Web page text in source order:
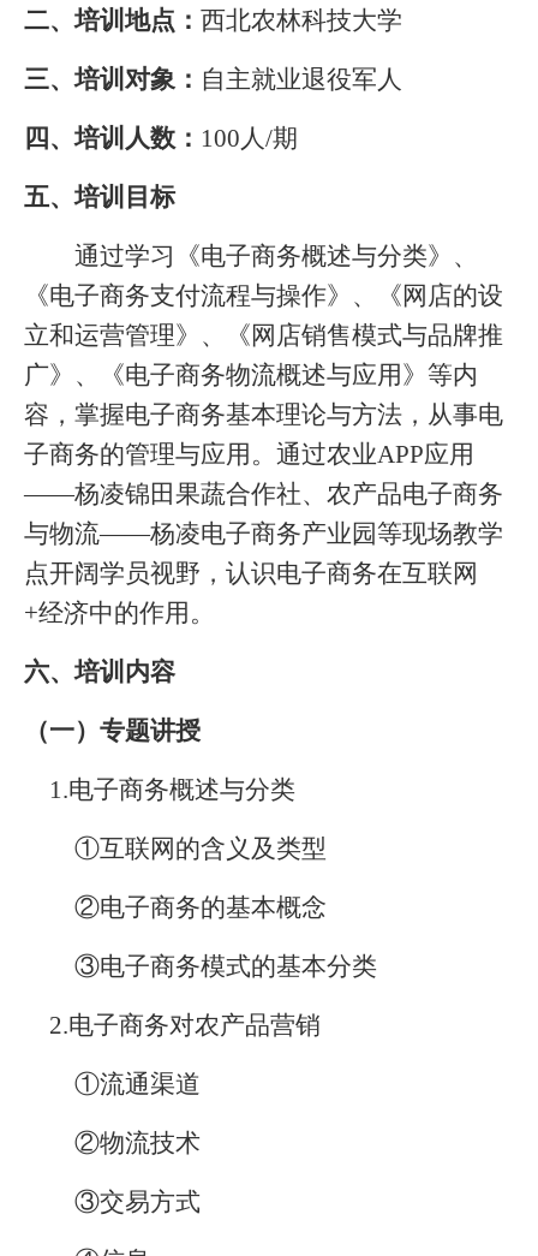
二、培训地点： 西北农林科技大学
三、培训对象： 自主就业退役军人
四、培训人数： 100人/期
五、培训目标
通过学习《电子商务概述与分类》、
《电子商务支付流程与操作》、《网店的设
立和运营管理》、《网店销售模式与品牌推
广》、《电子商务物流概述与应用》等内
容，掌握电子商务基本理论与方法，从事电
子商务的管理与应用。通过农业APP应用
——杨凌锦田果蔬合作社、农产品电子商务
与物流——杨凌电子商务产业园等现场教学
点开阔学员视野，认识电子商务在互联网
+经济中的作用。
六、培训内容
（一）专题讲授
1.电子商务概述与分类
①互联网的含义及类型
②电子商务的基本概念
③电子商务模式的基本分类
2.电子商务对农产品营销
①流通渠道
②物流技术
③交易方式